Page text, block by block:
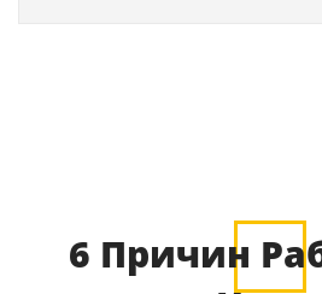
6 Причин